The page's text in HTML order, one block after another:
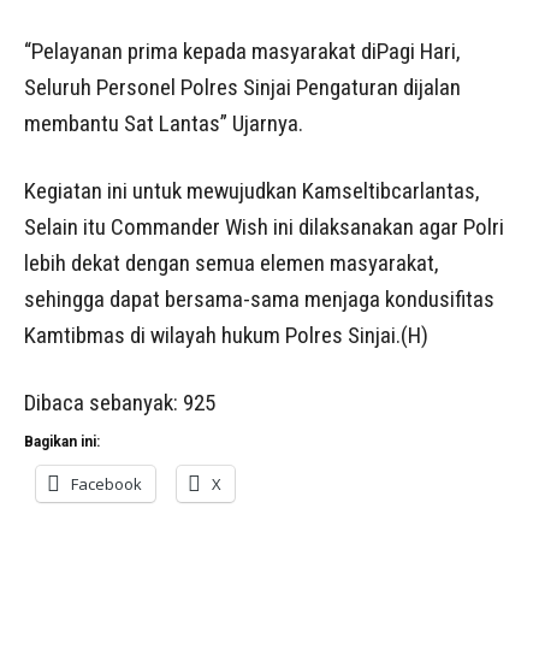
“Pelayanan prima kepada masyarakat diPagi Hari,
Seluruh Personel Polres Sinjai Pengaturan dijalan
membantu Sat Lantas” Ujarnya.
Kegiatan ini untuk mewujudkan Kamseltibcarlantas,
Selain itu Commander Wish ini dilaksanakan agar Polri
lebih dekat dengan semua elemen masyarakat,
sehingga dapat bersama-sama menjaga kondusifitas
Kamtibmas di wilayah hukum Polres Sinjai.(H)
Dibaca sebanyak: 925
Bagikan ini:
Facebook X